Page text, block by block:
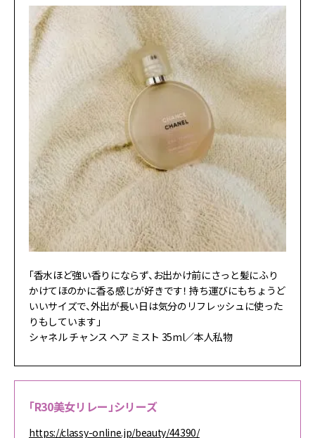
「香水ほど強い香りにならず、お出かけ前にさっと髪にふり
かけてほのかに香る感じが好きです！ 持ち運びにもちょうど
いいサイズで、外出が長い日は気分のリフレッシュに使った
りもしています」
シャネル チャンス ヘア ミスト 35ml／本人私物
「R30美女リレー」シリーズ
https://classy-online.jp/beauty/44390/